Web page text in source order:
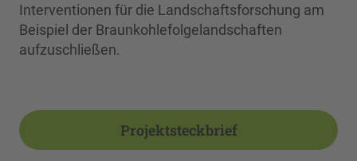
Interventionen für die Landschaftsforschung am
Beispiel der Braunkohlefolgelandschaften
aufzuschließen.
Projektsteckbrief